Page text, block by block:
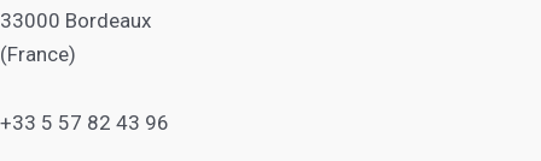
33000 Bordeaux
(France)
+33 5 57 82 43 96